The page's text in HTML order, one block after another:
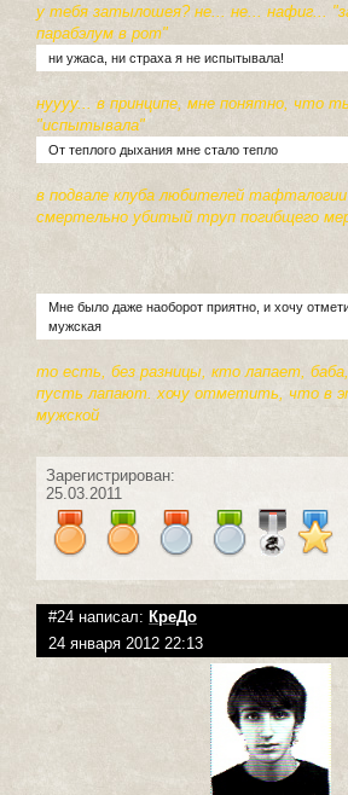
у тебя затылошея? не... не... нафиг...
парабэлум в рот"
ни ужаса, ни страха я не испытывала!
нуууу... в принципе, мне понятно, что
"испытывала"
От теплого дыхания мне стало тепло
в подвале клуба любителей
смертельно убитый труп погибщего
Мне было даже наоборот приятно, и хочу
мужская
то есть, без разницы, кто лапает,
пусть лапают. хочу отметить, что в
мужской
Зарегистрирован:
25.03.2011
#24 написал: КреДо
24 января 2012 22:13